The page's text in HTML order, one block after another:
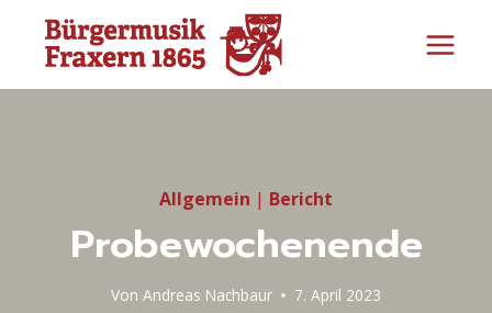
Inhalt
springen
Allgemein | Bericht
Probewochenende
Von Andreas Nachbaur 7. April 2023